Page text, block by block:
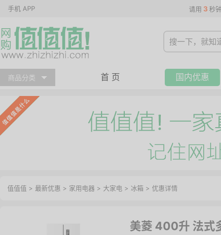
手机 APP 请用 3 秒
商品分类 首 页 国内优惠
值值值 > 最新优惠 > 家用电器 > 大家电 > 冰箱 > 优惠详情
美菱 400升 法式